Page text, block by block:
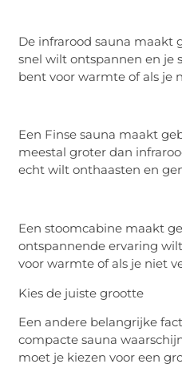
De infrarood sauna maakt
snel wilt ontspannen en je
bent voor warmte of als je
Een Finse sauna maakt
meestal groter dan
echt wilt onthaasten en
Een stoomcabine maakt
ontspannende ervaring
voor warmte of als je niet
Kies de juiste grootte
Een andere belangrijke
compacte sauna
moet je kiezen voor een